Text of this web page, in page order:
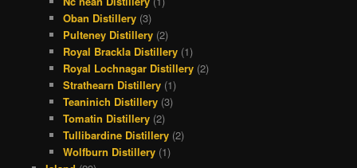
Oban Distillery (3)
Pulteney Distillery (2)
Royal Brackla Distillery (1)
Royal Lochnagar Distillery (2)
Strathearn Distillery (1)
Teaninich Distillery (3)
Tomatin Distillery (2)
Tullibardine Distillery (2)
Wolfburn Distillery (1)